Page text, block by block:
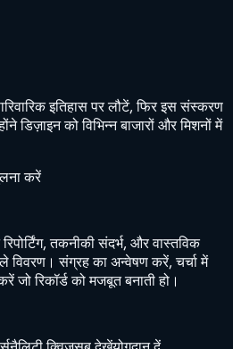
इतिहास पर लौटें, फिर इस संस्करण
डिज़ाइन को विभिन्न बाजारों और मिशनों में
करें
तकनीकी संदर्भ, और वास्तविक
विवरण। संग्रह का अन्वेषण करें, चर्चा में
जो रिकॉर्ड को मजबूत बनाती हो।